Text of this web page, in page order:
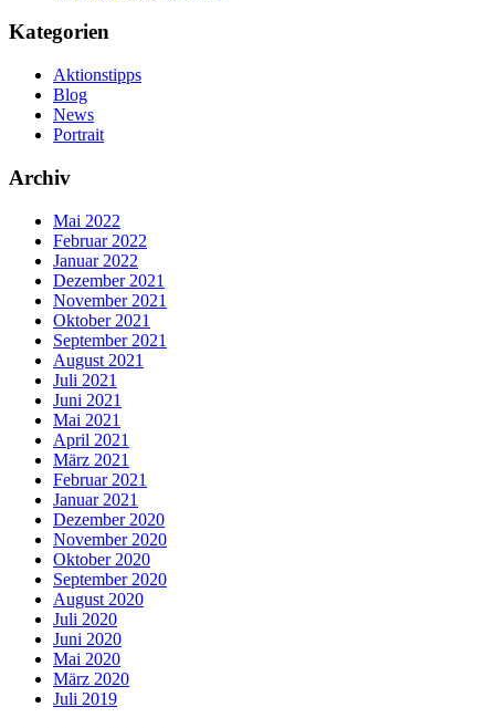
Kategorien
Aktionstipps
Blog
News
Portrait
Archiv
Mai 2022
Februar 2022
Januar 2022
Dezember 2021
November 2021
Oktober 2021
September 2021
August 2021
Juli 2021
Juni 2021
Mai 2021
April 2021
März 2021
Februar 2021
Januar 2021
Dezember 2020
November 2020
Oktober 2020
September 2020
August 2020
Juli 2020
Juni 2020
Mai 2020
März 2020
Juli 2019